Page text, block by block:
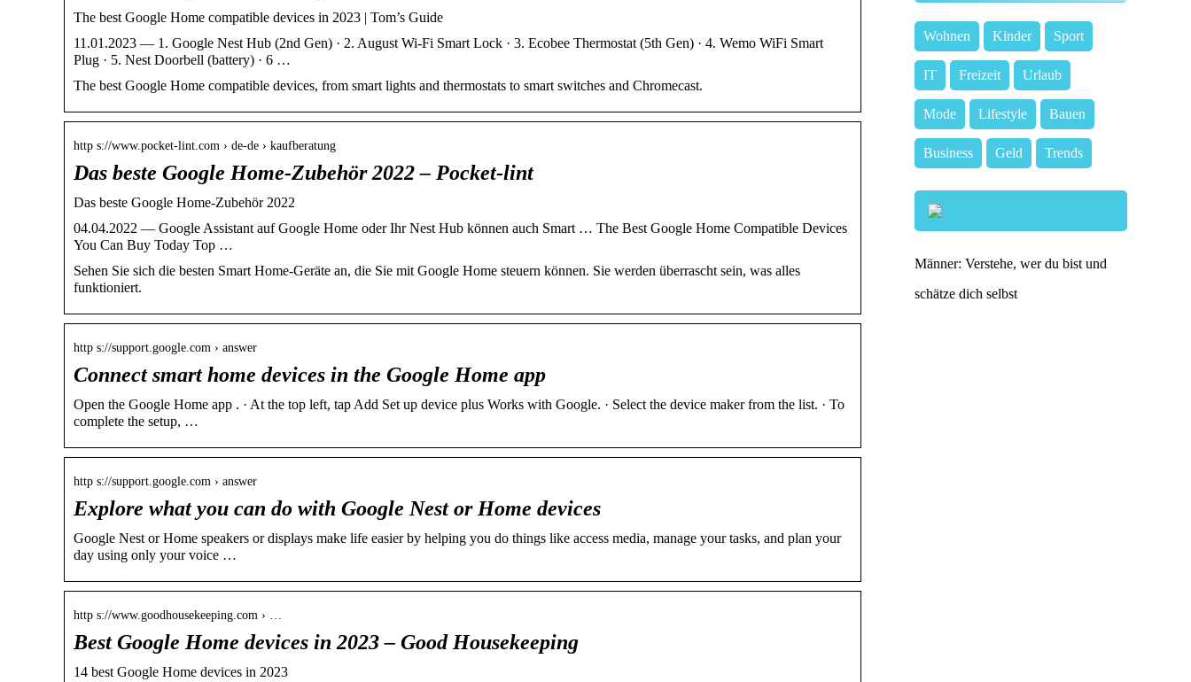
The best Google Home compatible devices in 2023 | Tom’s Guide
11.01.2023 — 1. Google Nest Hub (2nd Gen) · 2. August Wi-Fi Smart Lock · 3. Ecobee Thermostat (5th Gen) · 4. Wemo WiFi Smart
Plug · 5. Nest Doorbell (battery) · 6 …
The best Google Home compatible devices, from smart lights and thermostats to smart switches and Chromecast.
http s://www.pocket-lint.com › de-de › kaufberatung
Das beste Google Home-Zubehör 2022 – Pocket-lint
Das beste Google Home-Zubehör 2022
04.04.2022 — Google Assistant auf Google Home oder Ihr Nest Hub können auch Smart … The Best Google Home Compatible Devices
You Can Buy Today Top …
Sehen Sie sich die besten Smart Home-Geräte an, die Sie mit Google Home steuern können. Sie werden überrascht sein, was alles
funktioniert.
http s://support.google.com › answer
Connect smart home devices in the Google Home app
Open the Google Home app . · At the top left, tap Add Set up device plus Works with Google. · Select the device maker from the list. · To
complete the setup, …
http s://support.google.com › answer
Explore what you can do with Google Nest or Home devices
Google Nest or Home speakers or displays make life easier by helping you do things like access media, manage your tasks, and plan your
day using only your voice …
http s://www.goodhousekeeping.com › …
Best Google Home devices in 2023 – Good Housekeeping
14 best Google Home devices in 2023
Wohnen Kinder Sport
IT Freizeit Urlaub
Mode Lifestyle Bauen
Business Geld Trends
Männer: Verstehe, wer du bist und
schätze dich selbst